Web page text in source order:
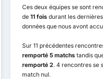
Ces deux équipes se sont
de 11 foisdurant les
données que nous avont
Sur 11 précédentes
remporté 5 matchstandis
remporté 2. 4 rencontres se
match nul.